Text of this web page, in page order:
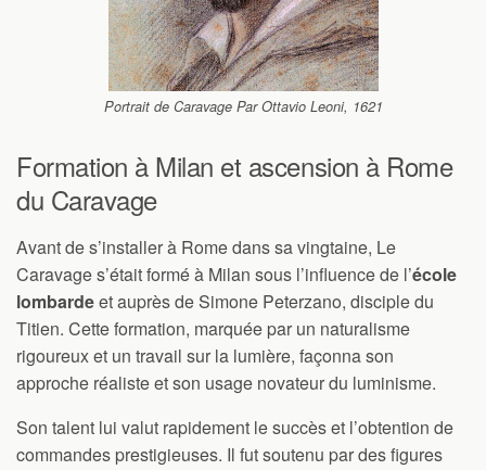
Portrait de Caravage Par Ottavio Leoni, 1621
Formation à Milan et ascension à Rome
du Caravage
Avant de s’installer à Rome dans sa vingtaine, Le
Caravage s’était formé à Milan sous l’influence de l’école
lombardeet auprès de Simone Peterzano, disciple du
Titien. Cette formation, marquée par un naturalisme
rigoureux et un travail sur la lumière, façonna son
approche réaliste et son usage novateur du luminisme.
Son talent lui valut rapidement le succès et l’obtention de
commandes prestigieuses. Il fut soutenu par des figures